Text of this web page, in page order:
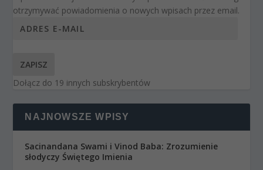
otrzymywać powiadomienia o nowych wpisach przez email.
ZAPISZ
Dołącz do 19 innych subskrybentów
NAJNOWSZE WPISY
Sacinandana Swami i Vinod Baba: Zrozumienie
słodyczy Świętego Imienia